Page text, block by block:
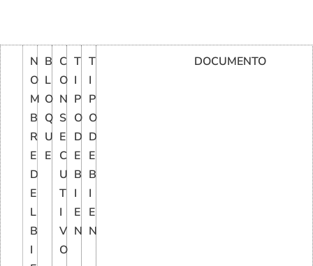
N
O
M
B
R
E
D
E
L
B
I
B
L
O
Q
U
E
C
O
N
S
E
C
U
T
I
V
O
T
I
P
O
D
E
B
I
E
N
T
I
P
O
D
E
B
I
E
N
DOCUMENTO